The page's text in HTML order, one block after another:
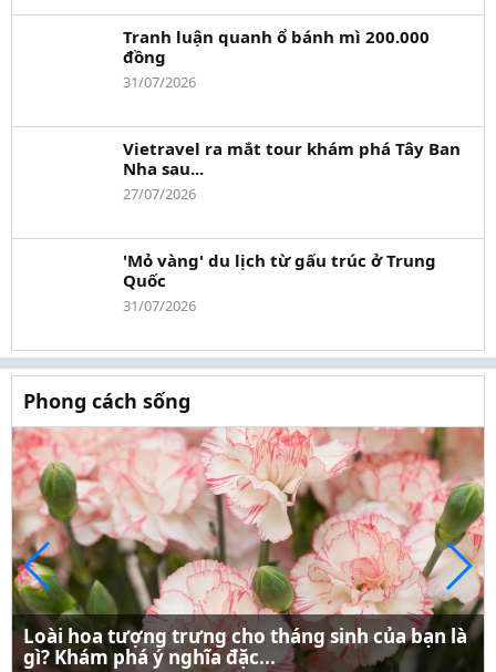
Tranh luận quanh ổ bánh mì 200.000
đồng
31/07/2026
Vietravel ra mắt tour khám phá Tây Ban
Nha sau...
27/07/2026
'Mỏ vàng' du lịch từ gấu trúc ở Trung
Quốc
31/07/2026
Phong cách sống
Loài hoa tượng trưng cho tháng sinh của bạn là
gì? Khám phá ý nghĩa đặc...